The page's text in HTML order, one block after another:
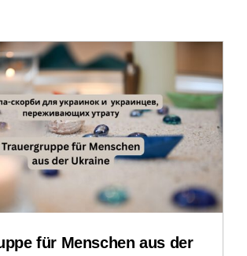
für Menschen aus der